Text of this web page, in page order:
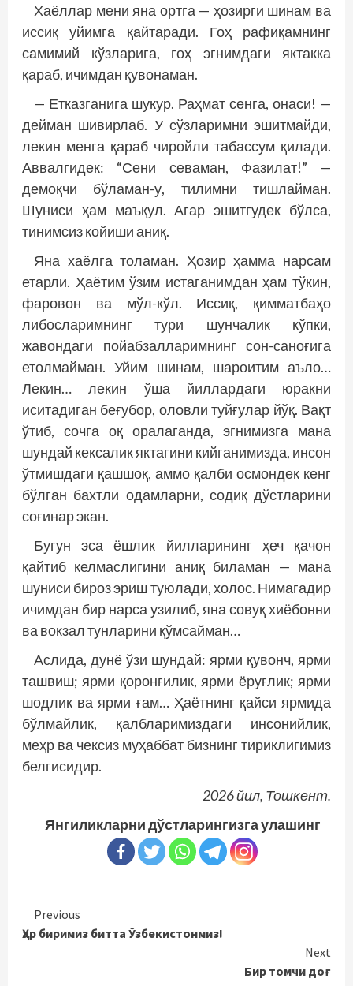
Хаёллар мени яна ортга — ҳозирги шинам ва
иссиқ уйимга қайтаради. Гоҳ рафиқамнинг
самимий кўзларига, гоҳ эгнимдаги яктакка
қараб, ичимдан қувонаман.
— Етказганига шукур. Раҳмат сенга, онаси! —
дейман шивирлаб. У сўзларимни эшитмайди,
лекин менга қараб чиройли табассум қилади.
Аввалгидек: “Сени севаман, Фазилат!” —
демоқчи бўламан-у, тилимни тишлайман.
Шуниси ҳам маъқул. Агар эшитгудек бўлса,
тинимсиз койиши аниқ.
Яна хаёлга толаман. Ҳозир ҳамма нарсам
етарли. Ҳаётим ўзим истаганимдан ҳам тўкин,
фаровон ва мўл-кўл. Иссиқ, қимматбаҳо
либосларимнинг тури шунчалик кўпки,
жавондаги пойабзалларимнинг сон-саноғига
етолмайман. Уйим шинам, шароитим аъло…
Лекин… лекин ўша йиллардаги юракни
иситадиган беғубор, оловли туйғулар йўқ. Вақт
ўтиб, сочга оқ оралаганда, эгнимизга мана
шундай кексалик яктагини кийганимизда, инсон
ўтмишдаги қашшоқ, аммо қалби осмондек кенг
бўлган бахтли одамларни, содиқ дўстларини
соғинар экан.
Бугун эса ёшлик йилларининг ҳеч қачон
қайтиб келмаслигини аниқ биламан — мана
шуниси бироз эриш туюлади, холос. Нимагадир
ичимдан бир нарса узилиб, яна совуқ хиёбонни
ва вокзал тунларини қўмсайман…
Аслида, дунё ўзи шундай: ярми қувонч, ярми
ташвиш; ярми қоронғилик, ярми ёруғлик; ярми
шодлик ва ярми ғам… Ҳаётнинг қайси ярмида
бўлмайлик, қалбларимиздаги инсонийлик,
меҳр ва чексиз муҳаббат бизнинг тириклигимиз
белгисидир.
2026 йил, Тошкент.
Янгиликларни дўстларингизга улашинг
Continue
Reading
Previous
Ҳар биримиз битта Ўзбекистонмиз!
Next
Бир томчи доғ